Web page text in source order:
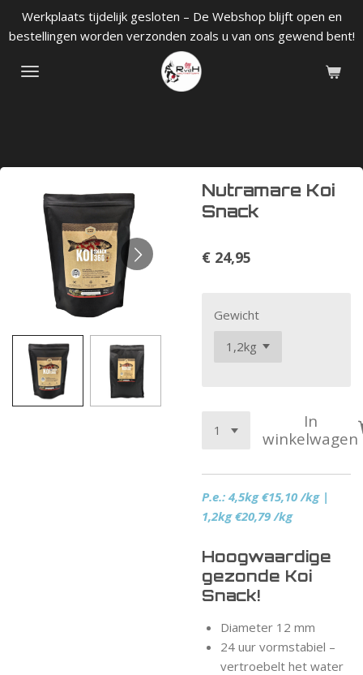
Ga
direct
Werkplaats tijdelijk gesloten – De Webshop blijft open en
bestellingen worden verzonden zoals u van ons gewend bent!
Nutramare Koi
Snack
€ 24,95
Gewicht
In
winkelwagen
P.e.: 4,5kg €15,10 /kg |
1,2kg €20,79 /kg
Hoogwaardige
gezonde Koi
Snack!
Diameter 12 mm
24 uur vormstabiel –
vertroebelt het water